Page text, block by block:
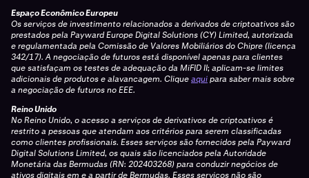
Espaço Econômico Europeu
Os serviços de investimento relacionados a derivados de criptoativos são
prestados pela Payward Europe Digital Solutions (CY) Limited, autorizada
e regulamentada pela Comissão de Valores Mobiliários do Chipre (licença
342/17). A negociação de futuros está disponível apenas para clientes
que satisfaçam os testes de adequação da MiFID II; aplicam-se limites
adicionais de produtos e alavancagem. Cliqueaquipara saber mais sobre
a negociação de futuros no EEE.
Reino Unido
No Reino Unido, o acesso a serviços de derivativos de criptoativos é
restrito a pessoas que atendam aos critérios para serem classificadas
como clientes profissionais. Esses serviços são fornecidos pela Payward
Digital Solutions Limited, os quais são licenciados pela Autoridade
Monetária das Bermudas (RN: 202403268) para conduzir negócios de
ativos digitais em e a partir de Bermudas. Esses serviços não são